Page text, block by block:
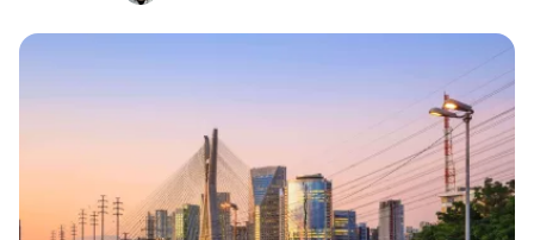
Tęsti el. paštu